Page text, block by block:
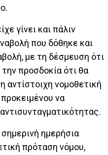
γίνει και πάλιν
που δόθηκε και
με τη δέσμευση ότι
προσδοκία ότι θα
αντίστοιχη νομοθετική
να
ημερήσια
πρόταση νόμου,